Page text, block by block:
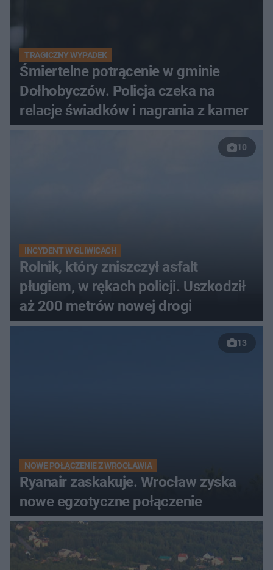
TRAGICZNY WYPADEK
Śmiertelne potrącenie w gminie
Dołhobyczów. Policja czeka na
relacje świadków i nagrania z kamer
10
INCYDENT W GLIWICACH
Rolnik, który zniszczył asfalt
pługiem, w rękach policji. Uszkodził
aż 200 metrów nowej drogi
13
NOWE POŁĄCZENIE Z WROCŁAWIA
Ryanair zaskakuje. Wrocław zyska
nowe egzotyczne połączenie